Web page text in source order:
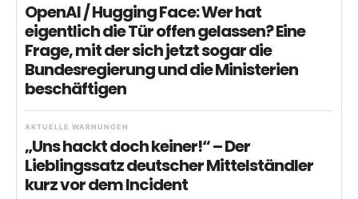
OpenAI / Hugging Face: Wer hat
eigentlich die Tür offen gelassen? Eine
Frage, mit der sich jetzt sogar die
Bundesregierung und die Ministerien
beschäftigen
AKTUELLE WARNUNGEN
„Uns hackt doch keiner!“ – Der
Lieblingssatz deutscher Mittelständler
kurz vor dem Incident